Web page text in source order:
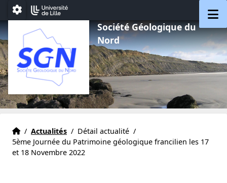
Aller au menu
Aller au contenu
Aller au pied de page
Paramétrage
Société Géologique du
Nord
Accueil
Accueil
/ Actualités / Détail actualité /
5ème Journée du Patrimoine géologique francilien les 17
et 18 Novembre 2022